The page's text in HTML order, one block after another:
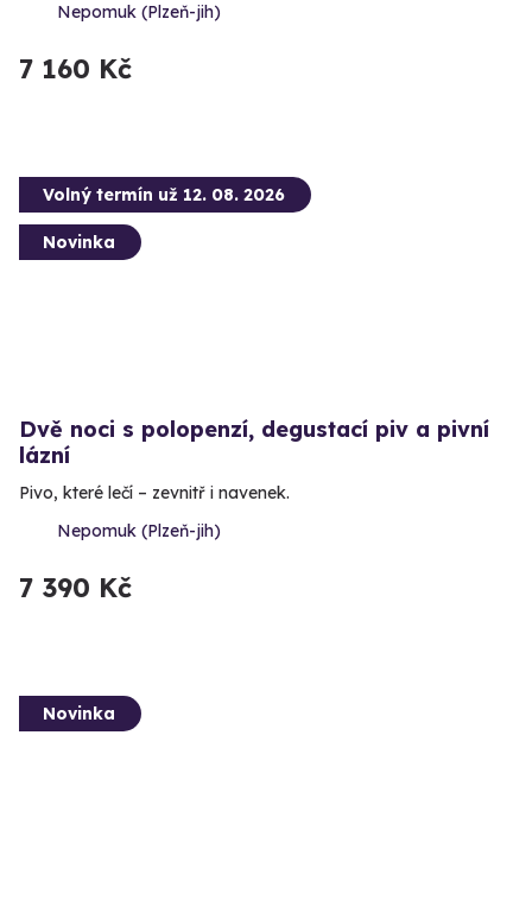
Nepomuk (Plzeň-jih)
7 160 Kč
Volný termín už 12. 08. 2026
Novinka
Dvě noci s polopenzí, degustací piv a pivní
lázní
Pivo, které lečí – zevnitř i navenek.
Nepomuk (Plzeň-jih)
7 390 Kč
Novinka